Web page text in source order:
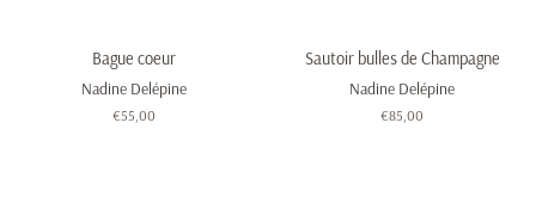
Bague coeur
Nadine Delépine
Prix
€55,00
Sautoir bulles de Champagne
Nadine Delépine
Prix
€85,00